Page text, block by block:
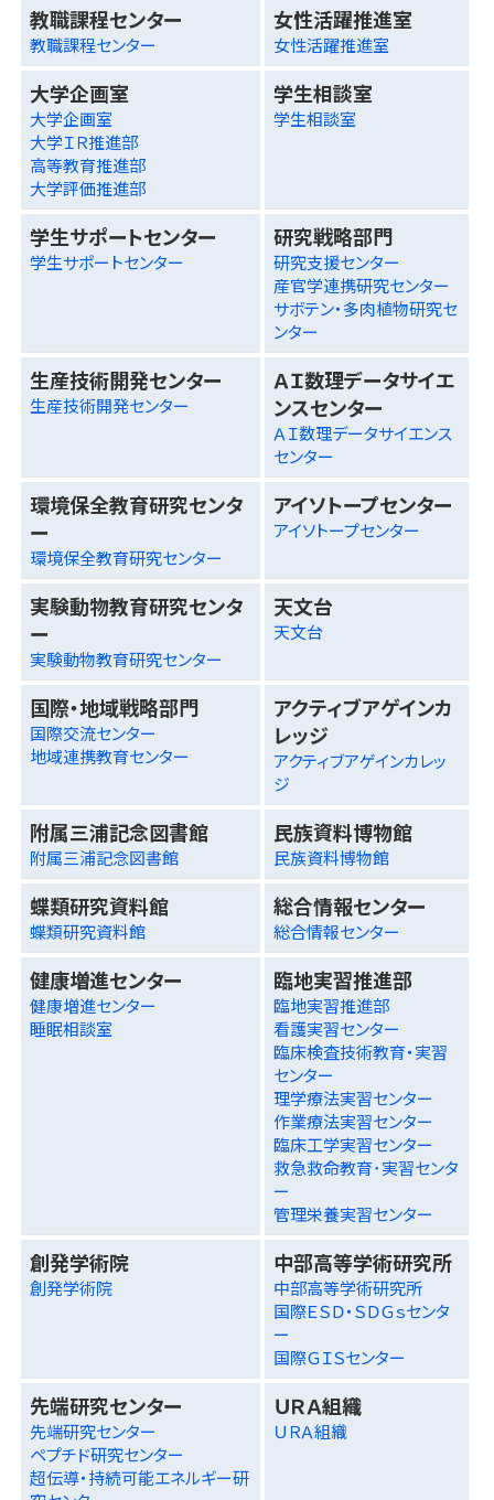
教職課程センター
教職課程センター
女性活躍推進室
女性活躍推進室
大学企画室
大学企画室
大学ＩＲ推進部
高等教育推進部
大学評価推進部
学生相談室
学生相談室
学生サポートセンター
学生サポートセンター
研究戦略部門
研究支援センター
産官学連携研究センター
サボテン・多肉植物研究セ
ンター
生産技術開発センター
生産技術開発センター
ＡＩ数理データサイエ
ンスセンター
ＡＩ数理データサイエンス
センター
環境保全教育研究センタ
ー
環境保全教育研究センター
アイソトープセンター
アイソトープセンター
実験動物教育研究センタ
ー
実験動物教育研究センター
天文台
天文台
国際・地域戦略部門
国際交流センター
地域連携教育センター
アクティブアゲインカ
レッジ
アクティブアゲインカレッ
ジ
附属三浦記念図書館
附属三浦記念図書館
民族資料博物館
民族資料博物館
蝶類研究資料館
蝶類研究資料館
総合情報センター
総合情報センター
健康増進センター
健康増進センター
睡眠相談室
臨地実習推進部
臨地実習推進部
看護実習センター
臨床検査技術教育・実習
センター
理学療法実習センター
作業療法実習センター
臨床工学実習センター
救急救命教育･実習センタ
ー
管理栄養実習センター
創発学術院
創発学術院
中部高等学術研究所
中部高等学術研究所
国際ＥＳＤ・ＳＤＧｓセンタ
ー
国際ＧＩＳセンター
先端研究センター
先端研究センター
ペプチド研究センター
超伝導・持続可能エネルギー研
ＵＲＡ組織
ＵＲＡ組織